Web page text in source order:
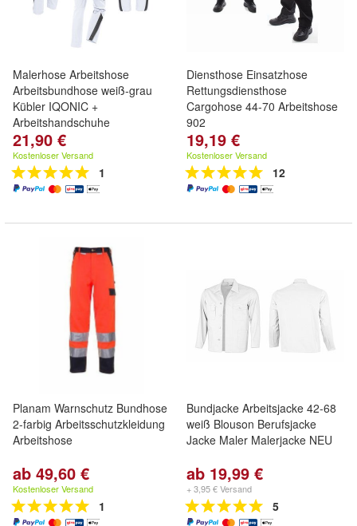
Malerhose Arbeitshose
Arbeitsbundhose weiß-grau
Kübler IQONIC +
Arbeitshandschuhe
21,90 €
Kostenloser Versand
1
Diensthose Einsatzhose
Rettungsdiensthose
Cargohose 44-70 Arbeitshose
902
19,19 €
Kostenloser Versand
12
Planam Warnschutz Bundhose
2-farbig Arbeitsschutzkleidung
Arbeitshose
ab 49,60 €
Kostenloser Versand
1
Bundjacke Arbeitsjacke 42-68
weiß Blouson Berufsjacke
Jacke Maler Malerjacke NEU
ab 19,99 €
+ 3,95 € Versand
5